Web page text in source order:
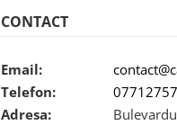
CONTACT
Email:
Telefon:
Adresa: